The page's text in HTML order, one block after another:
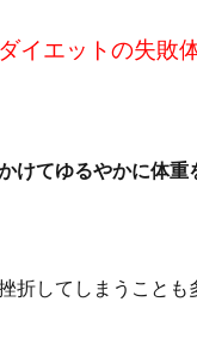
ダイエットの失敗
けてゆるやかに体重
折してしまうことも